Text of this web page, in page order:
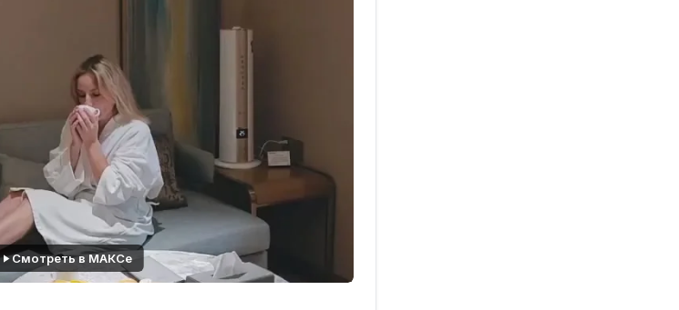
говядины, без искусственного мяса.
гребешки с чесноком, рыба, кальмары.
выбор овощей, грибов, корейских закусок,
мороженое, шербет «Манго-снег»,
(можно приготовить рамён с добавками).
Смотреть в МАКСе